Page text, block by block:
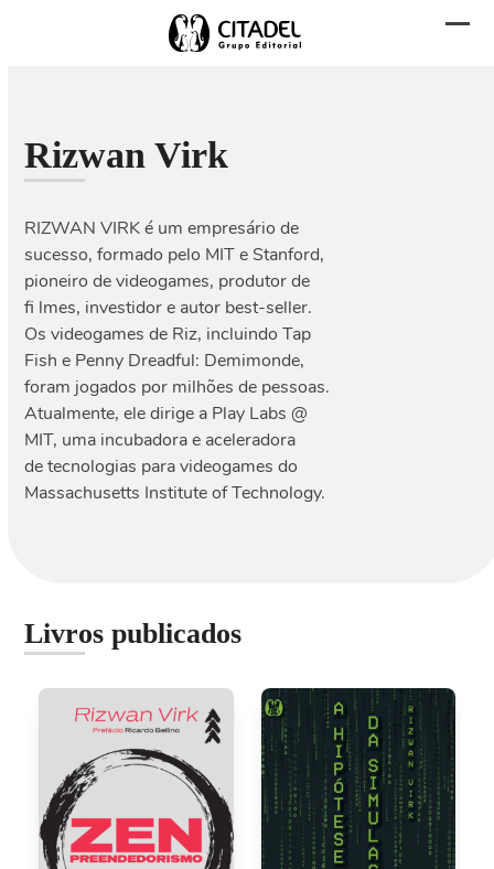
Rizwan Virk
RIZWAN VIRK é um empresário de
sucesso, formado pelo MIT e Stanford,
pioneiro de videogames, produtor de
fi lmes, investidor e autor best-seller.
Os videogames de Riz, incluindo Tap
Fish e Penny Dreadful: Demimonde,
foram jogados por milhões de pessoas.
Atualmente, ele dirige a Play Labs @
MIT, uma incubadora e aceleradora
de tecnologias para videogames do
Massachusetts Institute of Technology.
Livros publicados